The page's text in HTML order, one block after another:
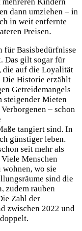
dann umziehen – in
in weit entfernte
Preisen.
für Basisbedürfnisse
Das gilt sogar für
die auf die Loyalität
Die Historie erzählt
Getreidemangels
steigender Mieten
– schon
tangiert sind. In
günstiger leben.
seit mehr als
Menschen
wo sie
sind die
zudem rauben
Zahl der
zwischen 2022 und